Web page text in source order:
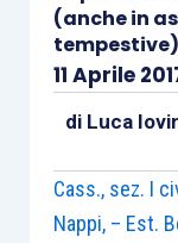
(anche in
tempestive)
11 Aprile
di Luca
Cass., sez. I
Nappi, – Est.